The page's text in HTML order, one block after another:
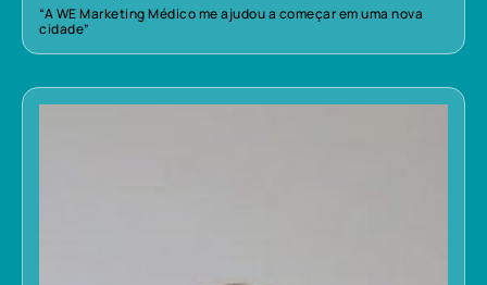
“A WE Marketing Médico me ajudou a começar em uma nova
cidade”